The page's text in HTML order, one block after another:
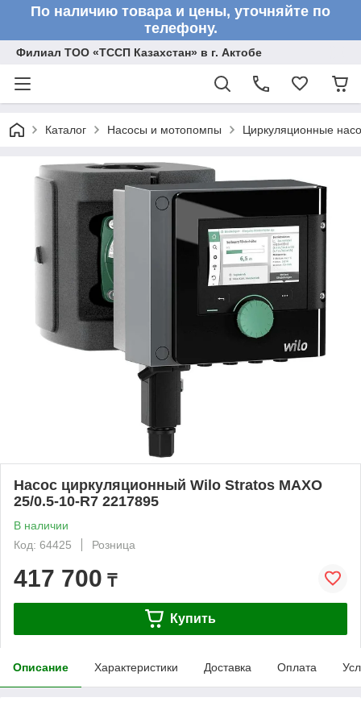
По наличию товара и цены, уточняйте по
телефону.
Филиал ТОО «ТССП Казахстан» в г. Актобе
Каталог Насосы и мотопомпы Циркуляционные
Насос циркуляционный Wilo Stratos MAXO
25/0.5-10-R7 2217895
В наличии
Код: 64425
Розница
417 700 ₸
Купить
Описание Характеристики Доставка Оплата